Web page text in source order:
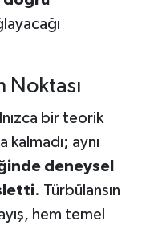
Noktası
bir teorik
aynı
deneysel
. Türbülansın
hem temel